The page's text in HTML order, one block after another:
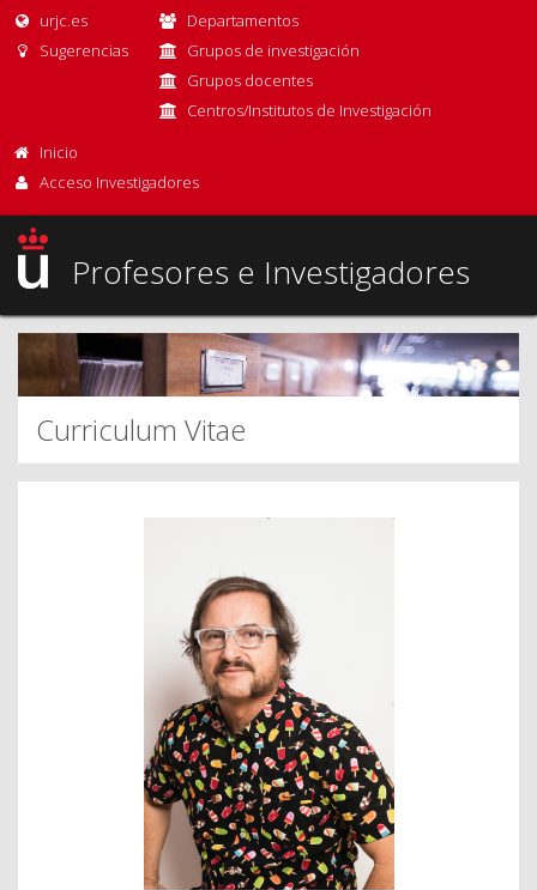
urjc.es
Sugerencias
Departamentos
Grupos de investigación
Grupos docentes
Centros/Institutos de Investigación
Inicio
Acceso Investigadores
Profesores e Investigadores
Curriculum Vitae